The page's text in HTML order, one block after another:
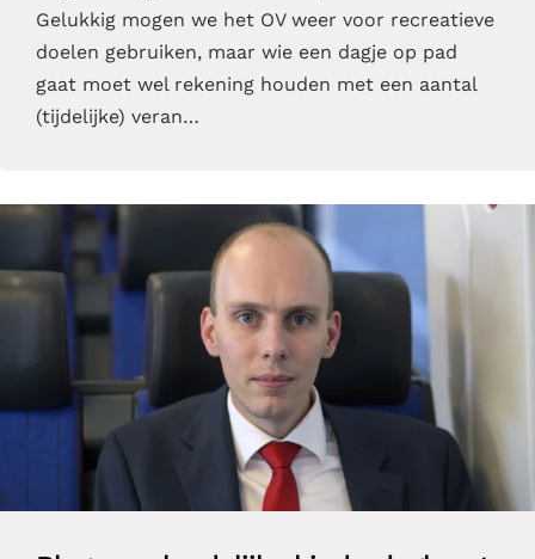
Gelukkig mogen we het OV weer voor recreatieve
doelen gebruiken, maar wie een dagje op pad
gaat moet wel rekening houden met een aantal
(tijdelijke) veran…